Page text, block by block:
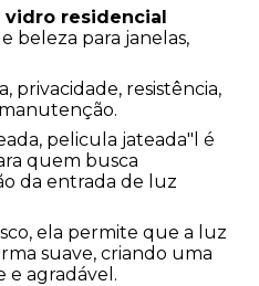
vidro residencial
beleza para janelas,
privacidade, resistência,
pelicula jateada"l é
quem busca
da entrada de luz
ela permite que a luz
suave, criando uma
e agradável.